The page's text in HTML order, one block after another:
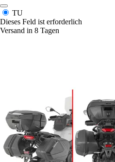
TU
Dieses Feld ist erforderlich
Versand in 8 Tagen